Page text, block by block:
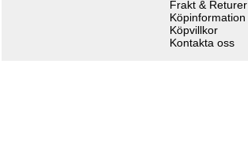
Frakt & Returer
Köpinformation
Köpvillkor
Kontakta oss